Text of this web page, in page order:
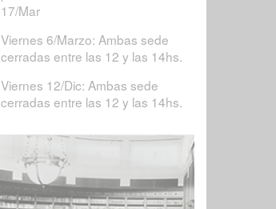
17/Mar
Viernes 6/Marzo: Ambas sede
cerradas entre las 12 y las 14hs.
Viernes 12/Dic: Ambas sede
cerradas entre las 12 y las 14hs.